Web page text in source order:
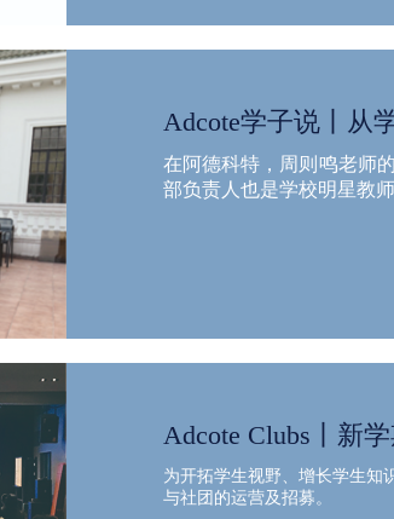
Adcote学子说丨从
在阿德科特，周则鸣老师
部负责人也是学校明星教师
Adcote Clubs丨新
为开拓学生视野、增长学生知
与社团的运营及招募。